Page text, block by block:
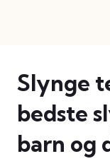
Slynge
bedste
barn og